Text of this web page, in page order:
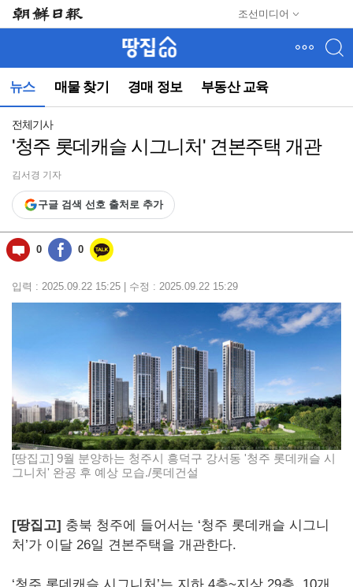
조선미디어
뉴스 매물 찾기 경매 정보 부동산 교육
뉴
(컨
로
이
동)
전체기사
'청주 롯데캐슬 시그니처' 견본주택 개관
김서경 기자
구글 검색 선호 출처로 추가
0 0
입력 : 2025.09.22 15:25 | 수정 : 2025.09.22 15:29
[땅집고] 9월 분양하는 청주시 흥덕구 강서동 '청주 롯데캐슬 시
그니처' 완공 후 예상 모습./롯데건설
[땅집고] 충북 청주에 들어서는 ‘청주 롯데캐슬 시그니
처’가 이달 26일 견본주택을 개관한다.